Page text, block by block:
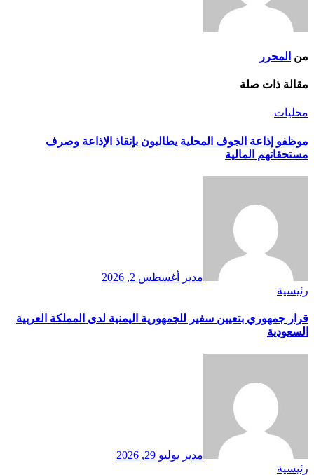
من المحرر
مقالة ذات صلة
محليات
موظفو إذاعة الجوف المحلية يطالبون بإنقاذ الإذاعة وصرف
مستحقاتهم المالية
مدير
أغسطس 2, 2026
رئيسية
قرار جمهوري بتعيين سفير للجمهورية اليمنية لدى المملكة العربية
السعودية
مدير يوليو 29, 2026
رئيسية